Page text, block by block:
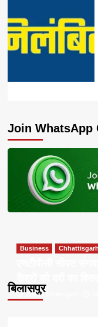
Join WhatsApp
बिलासपुर
Business Chhattisgarh
Apna Chhattisgarh